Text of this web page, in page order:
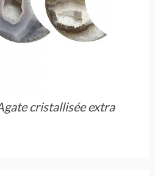
cristallisée extra